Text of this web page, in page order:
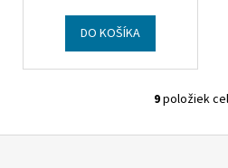
DO KOŠÍKA
O
9položiek